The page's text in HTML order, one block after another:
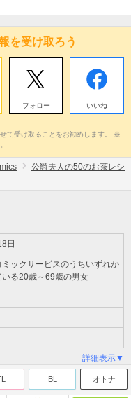
を受け取ろう
フォロー いいね
て受け取ることをお勧めします。 ※
公爵夫人の50のお茶レシ
日
ックサービスのうちいずれか
る20歳～69歳の男女
詳細表示▼
BL オトナ